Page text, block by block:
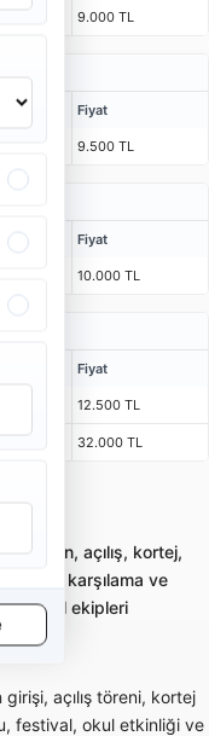
9.000 TL
Fiyat
9.500 TL
Fiyat
10.000 TL
Fiyat
12.500 TL
32.000 TL
düğün, açılış, kortej,
enerjik karşılama ve
ekipleri
açılış töreni, kortej
festival, okul etkinliği ve